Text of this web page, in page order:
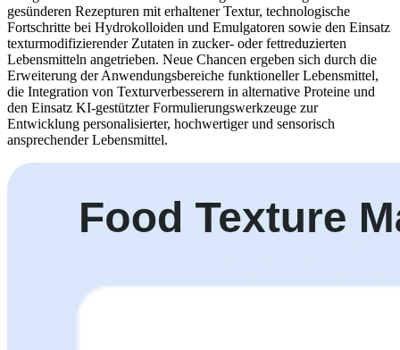
gesünderen Rezepturen mit erhaltener Textur, technologische
Fortschritte bei Hydrokolloiden und Emulgatoren sowie den Einsatz
texturmodifizierender Zutaten in zucker- oder fettreduzierten
Lebensmitteln angetrieben. Neue Chancen ergeben sich durch die
Erweiterung der Anwendungsbereiche funktioneller Lebensmittel,
die Integration von Texturverbesserern in alternative Proteine ​​und
den Einsatz KI-gestützter Formulierungswerkzeuge zur
Entwicklung personalisierter, hochwertiger und sensorisch
ansprechender Lebensmittel.